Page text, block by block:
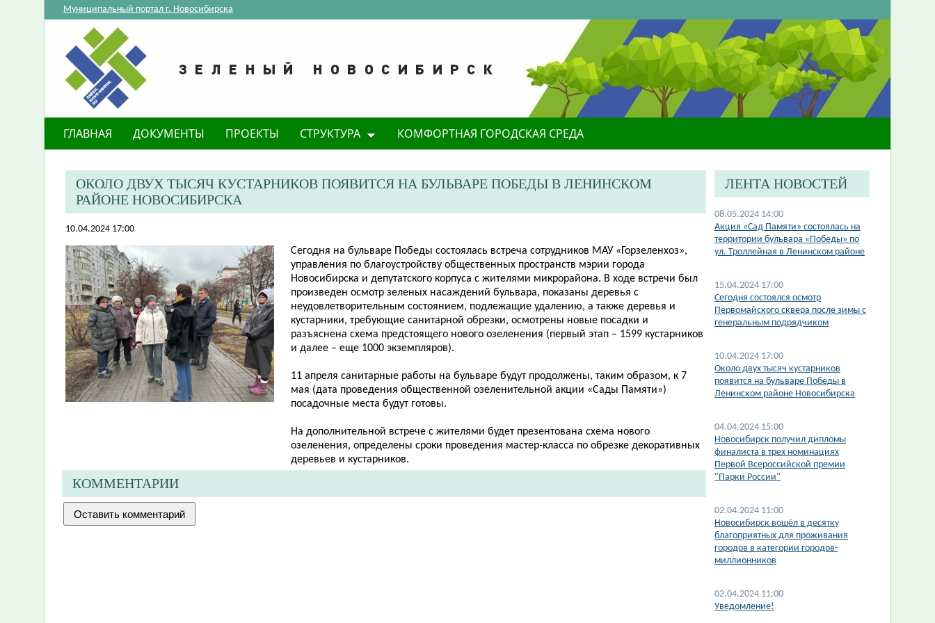
Муниципальный портал г. Новосибирска
ГЛАВНАЯ ДОКУМЕНТЫ ПРОЕКТЫ СТРУКТУРА КОМФОРТНАЯ ГОРОДСКАЯ СРЕДА
​ОКОЛО ДВУХ ТЫСЯЧ КУСТАРНИКОВ ПОЯВИТСЯ НА БУЛЬВАРЕ ПОБЕДЫ В ЛЕНИНСКОМ
РАЙОНЕ НОВОСИБИРСКА
10.04.2024 17:00
Сегодня на бульваре Победы состоялась встреча сотрудников МАУ «Горзеленхоз»,
управления по благоустройству общественных пространств мэрии города
Новосибирска и депутатского корпуса с жителями микрорайона. В ходе встречи был
произведен осмотр зеленых насаждений бульвара, показаны деревья с
неудовлетворительным состоянием, подлежащие удалению, а также деревья и
кустарники, требующие санитарной обрезки, осмотрены новые посадки и
разъяснена схема предстоящего нового озеленения (первый этап – 1599 кустарников
и далее – еще 1000 экземпляров).
11 апреля санитарные работы на бульваре будут продолжены, таким образом, к 7
мая (дата проведения общественной озеленительной акции «Сады Памяти»)
посадочные места будут готовы.
На дополнительной встрече с жителями будет презентована схема нового
озеленения, определены сроки проведения мастер-класса по обрезке декоративных
деревьев и кустарников.
КОММЕНТАРИИ
ЛЕНТА НОВОСТЕЙ
08.05.2024 14:00
Акция «Сад Памяти» состоялась на
территории бульвара «Победы» по
ул. Троллейная в Ленинском районе
15.04.2024 17:00
​Сегодня состоялся осмотр
Первомайского сквера после зимы с
генеральным подрядчиком
10.04.2024 17:00
​Около двух тысяч кустарников
появится на бульваре Победы в
Ленинском районе Новосибирска
04.04.2024 15:00
Новосибирск получил дипломы
финалиста в трех номинациях
Первой Всероссийской премии
"Парки России"
02.04.2024 11:00
Новосибирск вошёл в десятку
благоприятных для проживания
городов в категории городов-
миллионников
02.04.2024 11:00
Уведомление!